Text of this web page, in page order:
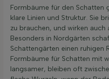
Formbäume für den Schatten
klare Linien und Struktur. Sie
zu brauchen, und wirken
Besonders in Nordgärten
Schattengärten einen ruhigen
Formbäume für Schatten mit
langsamer, bleiben oft